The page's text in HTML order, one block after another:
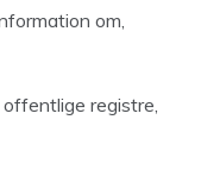
om,
registre,